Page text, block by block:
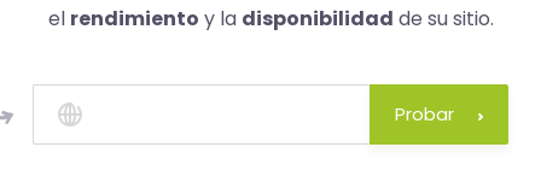
los
servicios
de
el rendimiento y la disponibilidad de su sitio.
Probar